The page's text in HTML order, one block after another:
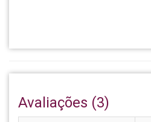
Avaliações (3)